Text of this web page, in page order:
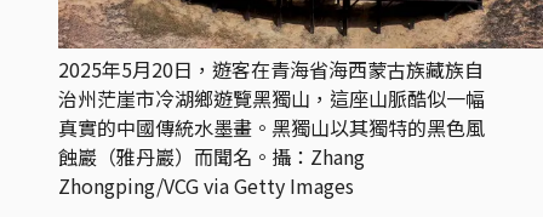
2025年5月20日，遊客在青海省海西蒙古族藏族自
治州茫崖市冷湖鄉遊覽黑獨山，這座山脈酷似一幅
真實的中國傳統水墨畫。黑獨山以其獨特的黑色風
蝕巖（雅丹巖）而聞名。攝：Zhang
Zhongping/VCG via Getty Images